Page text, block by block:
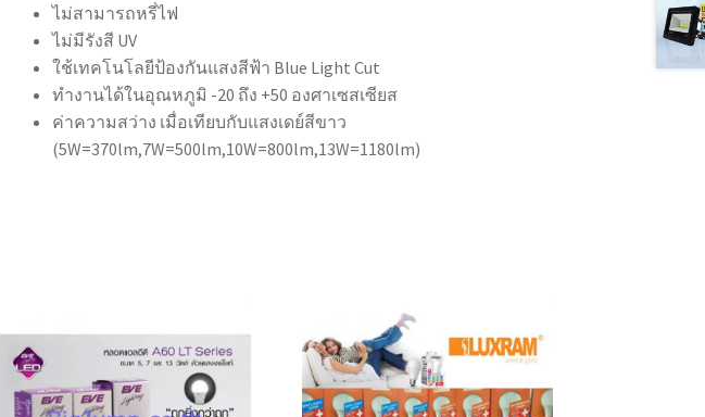
ไม่สามารถหรี่ไฟ
ไม่มีรังสี UV
ใช้เทคโนโลยีป้องกันแสงสีฟ้า Blue Light Cut
ทำงานได้ในอุณหภูมิ -20 ถึง +50 องศาเซสเซียส
ค่าความสว่าง เมื่อเทียบกับแสงเดย์สีขาว
(5W=370lm,7W=500lm,10W=800lm,13W=1180lm)